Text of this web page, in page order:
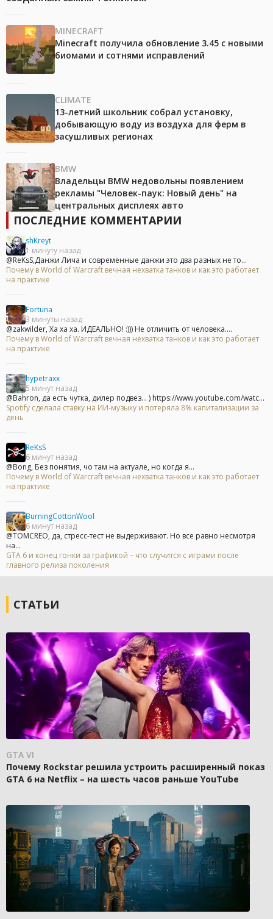
MINECRAFT
Minecraft получила обновление 3.45 с новыми
биомами и сотнями исправлений
CLIMATE
13-летний школьник собрал установку,
добывающую воду из воздуха для ферм в
засушливых регионах
BMW
Владельцы BMW недовольны появлением
рекламы "Человек-паук: Новый день" на
центральных дисплеях авто
ПОСЛЕДНИЕ КОММЕНТАРИИ
shKreyt
1 минуту назад
@ReKsS,Данжи Лича и современные данжи это два разных не то...
Почему в World of Warcraft вечная нехватка танков и как это работает
на практике
Fortuna
3 минуты назад
@zakwilder, Ха ха ха. ИДЕАЛЬНО! :))) Не отличить от человека....
Почему в World of Warcraft вечная нехватка танков и как это работает
на практике
hypetraxx
5 минут назад
@Bahron, да есть чутка, дилер подвез... ) https://www.youtube.com/watc...
Spotify сделала ставку на ИИ-музыку и потеряла 8% капитализации за
день
ReKsS
6 минут назад
@Bong, Без понятия, чо там на актуале, но когда я...
Почему в World of Warcraft вечная нехватка танков и как это работает
на практике
BurningCottonWool
6 минут назад
@TOMCREO, да, стресс-тест не выдерживают. Но все равно несмотря
на...
GTA 6 и конец гонки за графикой – что случится с играми после
главного релиза поколения
СТАТЬИ
GTA VI
Почему Rockstar решила устроить расширенный показ
GTA 6 на Netflix – на шесть часов раньше YouTube